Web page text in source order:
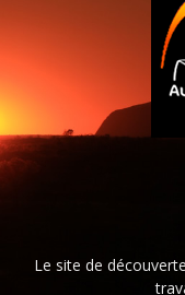
Le site de